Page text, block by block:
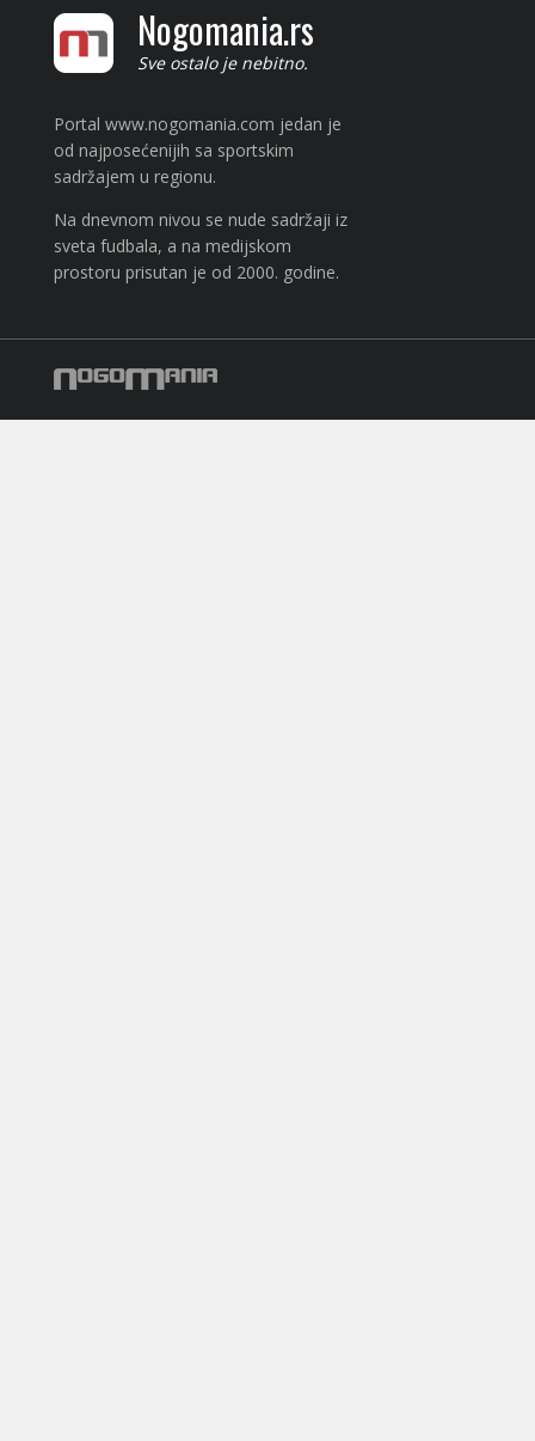
Nogomania.rs
Sve ostalo je nebitno.
Portal www.nogomania.com jedan je
od najposećenijih sa sportskim
sadržajem u regionu.
Na dnevnom nivou se nude sadržaji iz
sveta fudbala, a na medijskom
prostoru prisutan je od 2000. godine.